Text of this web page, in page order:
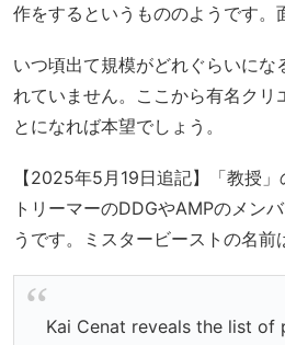
作をするというもののようです。
いつ頃出て規模がどれぐらいにな
れていません。ここから有名クリ
とになれば本望でしょう。
【2025年5月19日追記】「教授
トリーマーのDDGやAMPのメン
うです。ミスタービーストの名前
Kai Cenat reveals the list of